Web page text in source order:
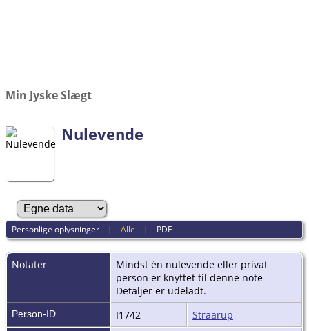
Min Jyske Slægt
Nulevende
Personlige oplysninger |Alle | PDF
Notater
Mindst én nulevende eller privat
person er knyttet til denne note -
Detaljer er udeladt.
Person-ID I1742
Straarup